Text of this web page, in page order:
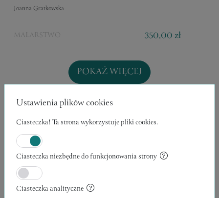
Joanna Gratkowska
MALARSTWO 350,00 zł
POKAŻ WIĘCEJ
Kolekcje:
Brak kolekcji
Ustawienia plików cookies
Ciasteczka! Ta strona wykorzystuje pliki cookies.
Ciasteczka niezbędne do funkcjonowania strony
Ciasteczka analityczne